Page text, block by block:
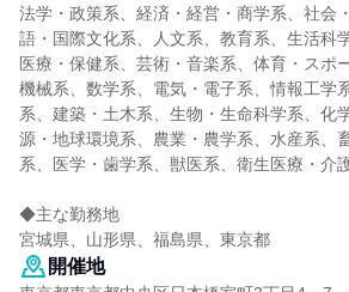
法学・政策系、経済・経営・商学系、社会
語・国際文化系、人文系、教育系、生活科
医療・保健系、芸術・音楽系、体育・スポ
機械系、数学系、電気・電子系、情報工学
系、建築・土木系、生物・生命科学系、化
源・地球環境系、農業・農学系、水産系、
系、医学・歯学系、獣医系、衛生医療・介
◆主な勤務地
宮城県、山形県、福島県、東京都
開催地